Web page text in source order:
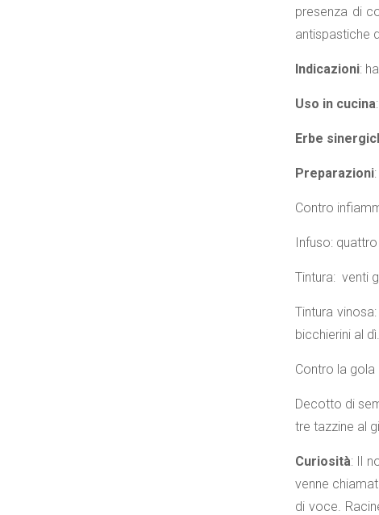
presenza di
antispastiche
Indicazioni:
Uso in cucina
Erbe
Preparazioni
Contro
Infuso:
Tintura: venti
Tintura
bicchierini al dì.
Contro la
Decotto di
tre tazzine al
Curiosità: Il
venne
di voce.